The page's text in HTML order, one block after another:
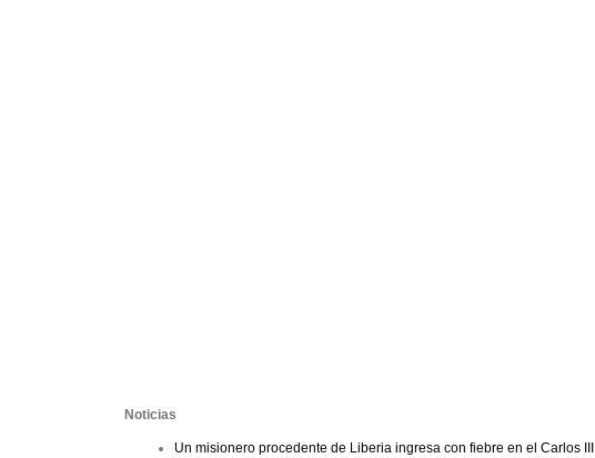
Noticias
Un misionero procedente de Liberia ingresa con fiebre en el Carlos III